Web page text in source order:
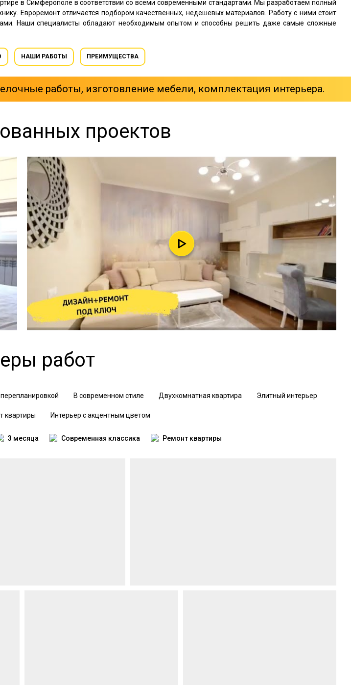
в Симферополе в соответствии со всеми современными стандартами. Мы разработаем полный
Евроремонт отличается подбором качественных, недешевых материалов. Работу с ними стоит
Наши специалисты обладают необходимым опытом и способны решить даже самые сложные
НАШИ РАБОТЫ ПРЕИМУЩЕСТВА
работы, изготовление мебели, комплектация интерьера.
проектов
работ
В современном стиле Двухкомнатная квартира Элитный интерьер
квартиры Интерьер с акцентным цветом
3 месяца Современная классика Ремонт квартиры